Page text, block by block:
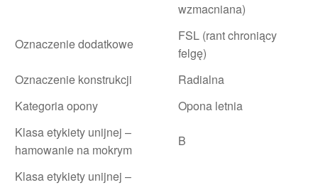
wzmacniana)
Oznaczenie dodatkowe
FSL (rant chroniący
felgę)
Oznaczenie konstrukcji
Radialna
Kategoria opony
Opona letnia
Klasa etykiety unijnej –
hamowanie na mokrym
B
Klasa etykiety unijnej –